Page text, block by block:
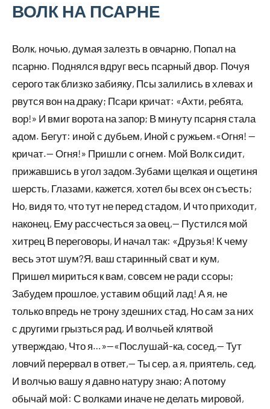
ВОЛК НА ПСАРНЕ
Волк, ночью, думая залезть в овчарню, Попал на
псарню. Поднялся вдруг весь псарный двор. Почуя
серого так близко забияку, Псы залились в хлевах и
рвутся вон на драку; Псари кричат: «Ахти, ребята,
вор!» И вмиг ворота на запор; В минуту псарня стала
адом. Бегут: иной с дубьем, Иной с ружьем.«Огня! —
кричат.— Огня!» Пришли с огнем. Мой Волк сидит,
прижавшись в угол задом.Зубами щелкая и ощетиня
шерсть, Глазами, кажется, хотел бы всех он съесть;
Но, видя то, что тут не перед стадом, И что приходит,
наконец, Ему рассчесться за овец,— Пустился мой
хитрец В переговоры, И начал так: «Друзья! К чему
весь этот шум?Я, ваш старинный сват и кум,
Пришел мириться к вам, совсем не ради ссоры;
Забудем прошлое, уставим общий лад! А я, не
только впредь не трону здешних стад, Но сам за них
с другими грызться рад, И волчьей клятвой
утверждаю, Что я…»—«Послушай-ка, сосед,— Тут
ловчий перервал в ответ,— Ты сер, а я, приятель, сед,
И волчью вашу я давно натуру знаю; А потому
обычай мой: С волками иначе не делать мировой,